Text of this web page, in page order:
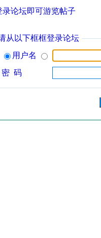
论坛即可游览帖子
从以下框框登录论坛
用户名
密 码